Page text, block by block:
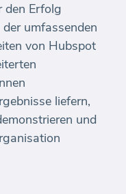
den Erfolg
umfassenden
von Hubspot
liefern,
und